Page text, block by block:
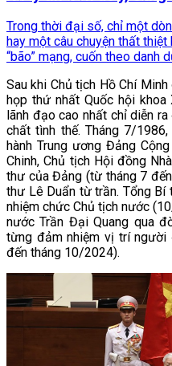
Trong thời đại số, chỉ một
hay một câu chuyện thất
“bão” mạng, cuốn theo danh
Sau khi Chủ tịch Hồ Chí
họp thứ nhất Quốc hội
lãnh đạo cao nhất chỉ diễn
chất tình thế. Tháng 7/
hành Trung ương Đảng
Chinh, Chủ tịch Hội đồng
thư của Đảng (từ tháng 7
thư Lê Duẩn từ trần. Tổng Bí
nhiệm chức Chủ tịch nước
nước Trần Đại Quang qua
từng đảm nhiệm vị trí
đến tháng 10/2024).